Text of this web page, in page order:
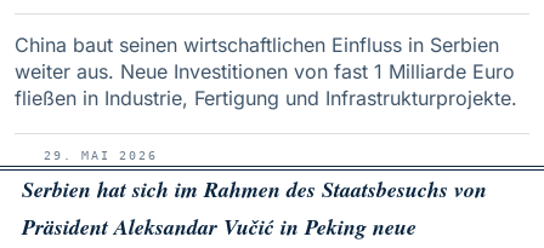
China baut seinen wirtschaftlichen Einfluss in Serbien
weiter aus. Neue Investitionen von fast 1 Milliarde Euro
fließen in Industrie, Fertigung und Infrastrukturprojekte.
29. MAI 2026
Serbien hat sich im Rahmen des Staatsbesuchs von
Präsident Aleksandar Vučić in Peking neue